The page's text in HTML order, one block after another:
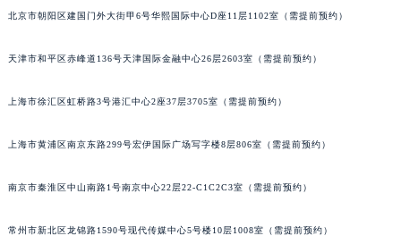
北京市朝阳区建国门外大街甲6号华熙国际中心D座11层1102室（需提前预约）
天津市和平区赤峰道136号天津国际金融中心26层2603室（需提前预约）
上海市徐汇区虹桥路3号港汇中心2座37层3705室（需提前预约）
上海市黄浦区南京东路299号宏伊国际广场写字楼8层806室（需提前预约）
南京市秦淮区中山南路1号南京中心22层22-C1C2C3室（需提前预约）
常州市新北区龙锦路1590号现代传媒中心5号楼10层1008室（需提前预约）